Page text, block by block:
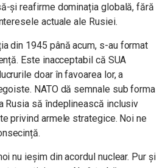
și reafirme dominația globală, fără
actuale ale Rusiei.
din 1945 până acum, s-au format
Este inacceptabil că SUA
doar în favoarea lor, a
NATO dă semnale sub forma
Rusia să îndeplinească inclusiv
privind armele strategice. Noi ne
nu ieșim din acordul nuclear. Pur și